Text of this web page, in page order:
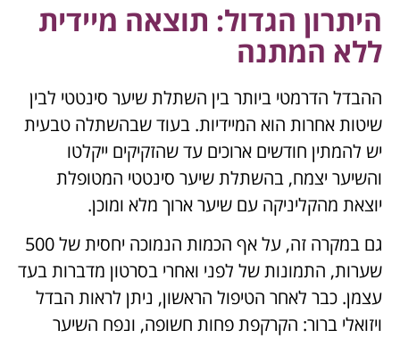
היתרון הגדול: תוצאה מיידית
ללא המתנה
ההבדל הדרמטי ביותר בין השתלת שיער סינטטי לבין
שיטות אחרות הוא המיידיות. בעוד שבהשתלה טבעית
יש להמתין חודשים ארוכים עד שהזקיקים ייקלטו
והשיער יצמח, בהשתלת שיער סינטטי המטופלת
יוצאת מהקליניקה עם שיער ארוך מלא ומוכן.
גם במקרה זה, על אף הכמות הנמוכה יחסית של 500
שערות, התמונות של לפני ואחרי בסרטון מדברות בעד
עצמן. כבר לאחר הטיפול הראשון, ניתן לראות הבדל
ויזואלי ברור: הקרקפת פחות חשופה, ונפח השיער